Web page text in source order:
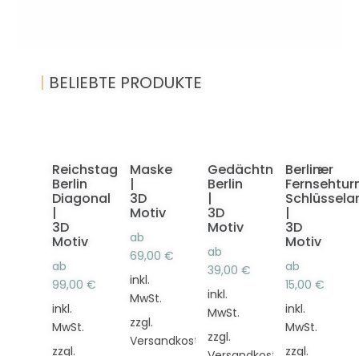
| BELIEBTE PRODUKTE
Reichstag
Berlin
Diagonal
|
3D
Motiv
ab
99,00 €
inkl.
MwSt.
zzgl.
Maske
|
3D
Motiv
ab
69,00 €
inkl.
MwSt.
zzgl.
Versandkosten
Gedächtniskirche
Berlin
|
3D
Motiv
ab
39,00 €
inkl.
MwSt.
zzgl.
Berliner
|
3D
Motiv
ab
15,00 €
inkl.
MwSt.
zzgl.